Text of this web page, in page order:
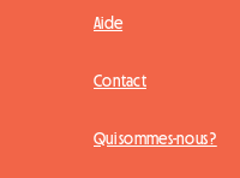
Aide
Contact
Qui sommes-nous ?